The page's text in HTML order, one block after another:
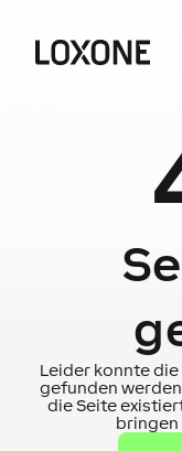
Leider konnte
gefunden
die Seite
bringen